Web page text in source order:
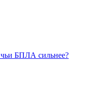
чьи БПЛА сильнее?